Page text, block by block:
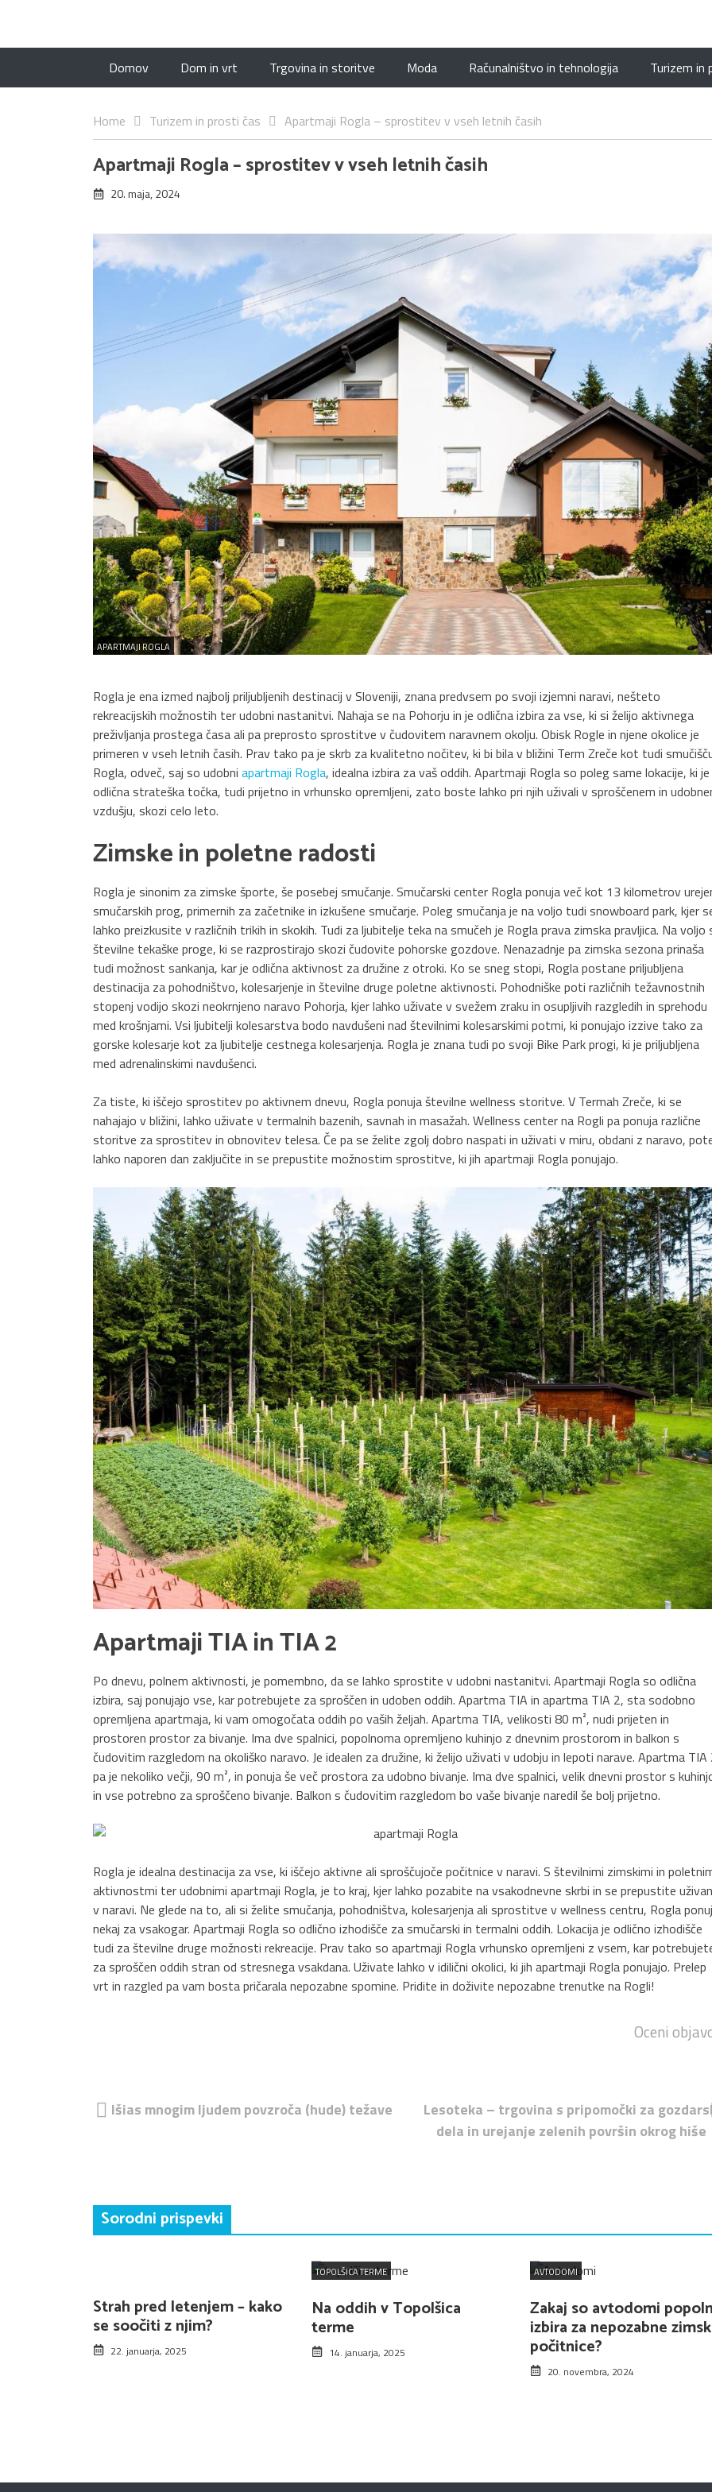
Domov Dom in vrt Trgovina in storitve Moda Računalništvo in tehnologija Turizem in
Home Turizem in prosti čas Apartmaji Rogla – sprostitev v vseh letnih časih
Apartmaji Rogla – sprostitev v vseh letnih časih
20. maja, 2024
APARTMAJI ROGLA
Rogla je ena izmed najbolj priljubljenih destinacij v Sloveniji, znana predvsem po svoji izjemni naravi, nešteto
rekreacijskih možnostih ter udobni nastanitvi. Nahaja se na Pohorju in je odlična izbira za vse, ki si želijo aktivnega
preživljanja prostega časa ali pa preprosto sprostitve v čudovitem naravnem okolju. Obisk Rogle in njene okolice je
primeren v vseh letnih časih. Prav tako pa je skrb za kvalitetno nočitev, ki bi bila v bližini Term Zreče kot tudi
Rogla, odveč, saj so udobni apartmaji Rogla, idealna izbira za vaš oddih. Apartmaji Rogla so poleg same lokacije, ki je
odlična strateška točka, tudi prijetno in vrhunsko opremljeni, zato boste lahko pri njih uživali v sproščenem in
vzdušju, skozi celo leto.
Zimske in poletne radosti
Rogla je sinonim za zimske športe, še posebej smučanje. Smučarski center Rogla ponuja več kot 13 kilometrov
smučarskih prog, primernih za začetnike in izkušene smučarje. Poleg smučanja je na voljo tudi snowboard park, kjer
lahko preizkusite v različnih trikih in skokih. Tudi za ljubitelje teka na smučeh je Rogla prava zimska pravljica. Na voljo
številne tekaške proge, ki se razprostirajo skozi čudovite pohorske gozdove. Nenazadnje pa zimska sezona prinaša
tudi možnost sankanja, kar je odlična aktivnost za družine z otroki. Ko se sneg stopi, Rogla postane priljubljena
destinacija za pohodništvo, kolesarjenje in številne druge poletne aktivnosti. Pohodniške poti različnih težavnostnih
stopenj vodijo skozi neokrnjeno naravo Pohorja, kjer lahko uživate v svežem zraku in osupljivih razgledih in sprehodu
med krošnjami. Vsi ljubitelji kolesarstva bodo navdušeni nad številnimi kolesarskimi potmi, ki ponujajo izzive tako za
gorske kolesarje kot za ljubitelje cestnega kolesarjenja. Rogla je znana tudi po svoji Bike Park progi, ki je priljubljena
med adrenalinskimi navdušenci.
Za tiste, ki iščejo sprostitev po aktivnem dnevu, Rogla ponuja številne wellness storitve. V Termah Zreče, ki se
nahajajo v bližini, lahko uživate v termalnih bazenih, savnah in masažah. Wellness center na Rogli pa ponuja različne
storitve za sprostitev in obnovitev telesa. Če pa se želite zgolj dobro naspati in uživati v miru, obdani z naravo,
lahko naporen dan zaključite in se prepustite možnostim sprostitve, ki jih apartmaji Rogla ponujajo.
Apartmaji TIA in TIA 2
Po dnevu, polnem aktivnosti, je pomembno, da se lahko sprostite v udobni nastanitvi. Apartmaji Rogla so odlična
izbira, saj ponujajo vse, kar potrebujete za sproščen in udoben oddih. Apartma TIA in apartma TIA 2, sta sodobno
opremljena apartmaja, ki vam omogočata oddih po vaših željah. Apartma TIA, velikosti 80 m², nudi prijeten in
prostoren prostor za bivanje. Ima dve spalnici, popolnoma opremljeno kuhinjo z dnevnim prostorom in balkon s
čudovitim razgledom na okoliško naravo. Je idealen za družine, ki želijo uživati v udobju in lepoti narave. Apartma TIA
pa je nekoliko večji, 90 m², in ponuja še več prostora za udobno bivanje. Ima dve spalnici, velik dnevni prostor s
in vse potrebno za sproščeno bivanje. Balkon s čudovitim razgledom bo vaše bivanje naredil še bolj prijetno.
Rogla je idealna destinacija za vse, ki iščejo aktivne ali sproščujoče počitnice v naravi. S številnimi zimskimi in
aktivnostmi ter udobnimi apartmaji Rogla, je to kraj, kjer lahko pozabite na vsakodnevne skrbi in se prepustite
v naravi. Ne glede na to, ali si želite smučanja, pohodništva, kolesarjenja ali sprostitve v wellness centru, Rogla
nekaj za vsakogar. Apartmaji Rogla so odlično izhodišče za smučarski in termalni oddih. Lokacija je odlično izhodišče
tudi za številne druge možnosti rekreacije. Prav tako so apartmaji Rogla vrhunsko opremljeni z vsem, kar
za sproščen oddih stran od stresnega vsakdana. Uživate lahko v idilični okolici, ki jih apartmaji Rogla ponujajo. Prelep
vrt in razgled pa vam bosta pričarala nepozabne spomine. Pridite in doživite nepozabne trenutke na Rogli!
Oceni
Navigacija
prispevka
Išias mnogim ljudem povzroča (hude) težave
Lesoteka – trgovina s pripomočki za
dela in urejanje zelenih površin okrog hiše
Sorodni prispevki
Strah pred letenjem – kako
se soočiti z njim?
22. januarja, 2025
TOPOLŠICA TERME
Na oddih v Topolšica
terme
14. januarja, 2025
AVTODOMI
Zakaj so avtodomi
izbira za nepozabne
počitnice?
20. novembra, 2024